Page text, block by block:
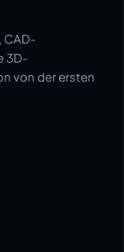
CAD-
3D-
von der ersten